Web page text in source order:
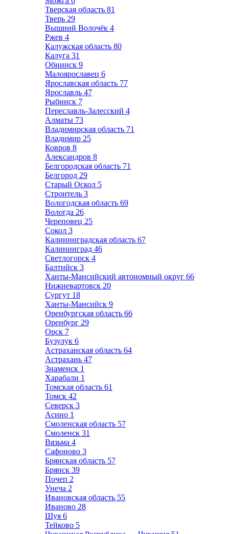
Тверская область 81
Тверь 29
Вышний Волочёк 4
Ржев 4
Калужская область 80
Калуга 31
Обнинск 9
Малоярославец 6
Ярославская область 77
Ярославль 47
Рыбинск 7
Переславль-Залесский 4
Алматы 73
Владимирская область 71
Владимир 25
Ковров 8
Александров 8
Белгородская область 71
Белгород 29
Старый Оскол 5
Строитель 3
Вологодская область 69
Вологда 26
Череповец 25
Сокол 3
Калининградская область 67
Калининград 46
Светлогорск 4
Балтийск 3
Ханты-Мансийский автономный округ 66
Нижневартовск 20
Сургут 18
Ханты-Мансийск 9
Оренбургская область 66
Оренбург 29
Орск 7
Бузулук 6
Астраханская область 64
Астрахань 47
Знаменск 1
Харабали 1
Томская область 61
Томск 42
Северск 3
Асино 1
Смоленская область 57
Смоленск 31
Вязьма 4
Сафоново 3
Брянская область 57
Брянск 39
Почеп 2
Унеча 2
Ивановская область 55
Иваново 28
Шуя 6
Тейково 5